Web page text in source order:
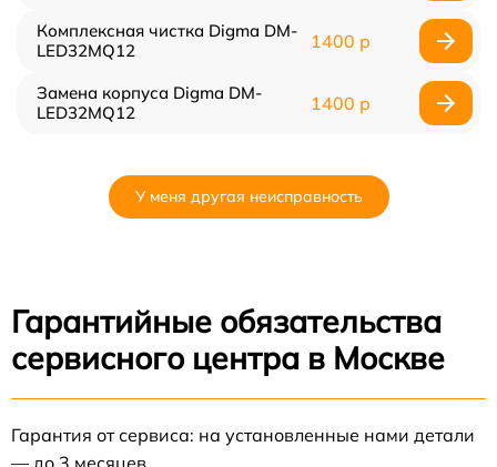
Комплексная чистка Digma DM-
LED32MQ12
1400 р
Замена корпуса Digma DM-
LED32MQ12
1400 р
У меня другая неисправность
Гарантийные обязательства
сервисного центра в Москве
Гарантия от сервиса: на установленные нами детали
— до 3 месяцев.